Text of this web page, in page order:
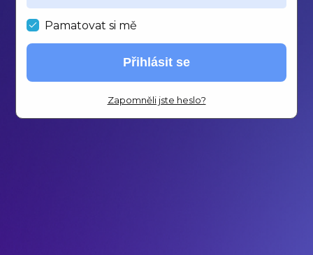
Pamatovat si mě
Přihlásit se
Zapomněli jste heslo?